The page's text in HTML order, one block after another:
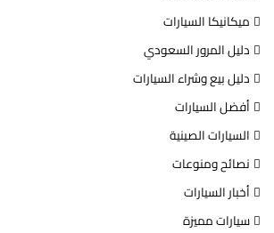
ميكانيكا السيارات
دليل المرور السعودي
دليل بيع وشراء السيارات
أفضل السيارات
السيارات الصينية
نصائح ومنوعات
أخبار السيارات
سيارات مميزة